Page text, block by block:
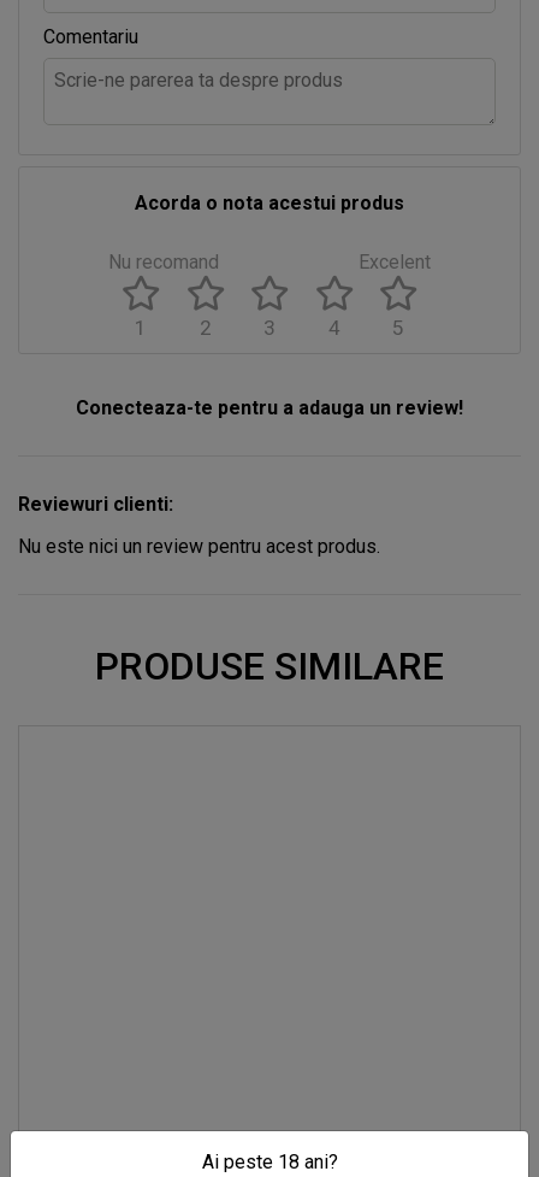
Comentariu
Acorda o nota acestui produs
Nu recomand Excelent
5
4
3
2
1
Conecteaza-te pentru a adauga un review!
Reviewuri clienti:
Nu este nici un review pentru acest produs.
PRODUSE SIMILARE
Ai peste 18 ani?